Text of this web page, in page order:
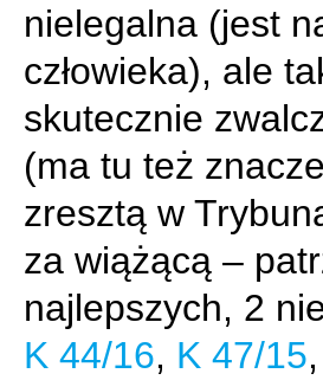
nielegalna (jest
człowieka), ale
skutecznie
(ma tu też
zresztą w
za wiążącą –
najlepszych, 2
K 44/16, K 47/15